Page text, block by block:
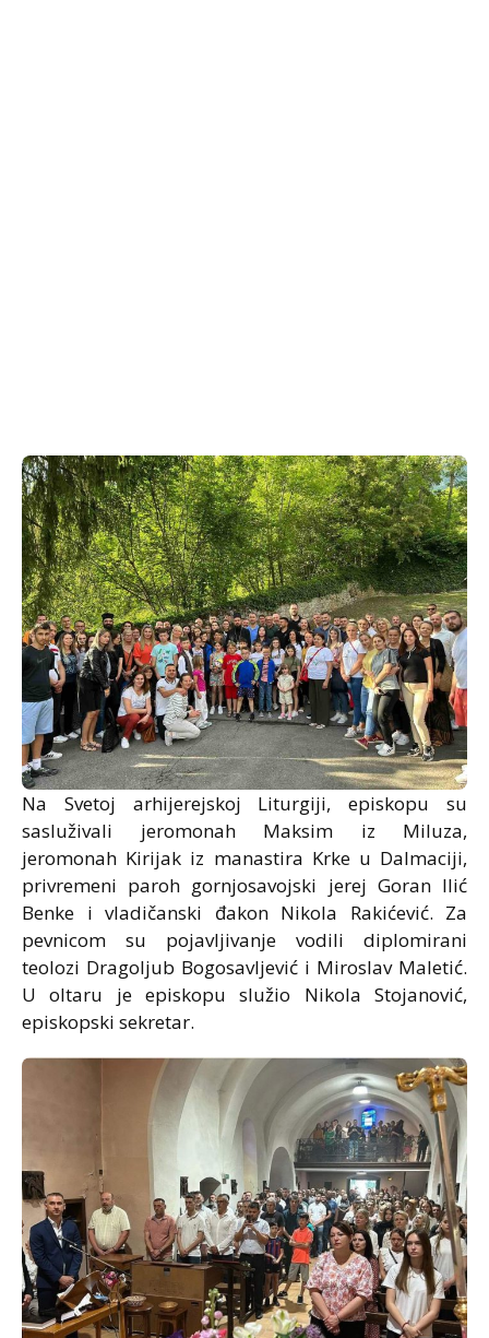
Na Svetoj arhijerejskoj Liturgiji, episkopu su
sasluživali jeromonah Maksim iz Miluza,
jeromonah Kirijak iz manastira Krke u Dalmaciji,
privremeni paroh gornjosavojski jerej Goran Ilić
Benke i vladičanski đakon Nikola Rakićević. Za
pevnicom su pojavljivanje vodili diplomirani
teolozi Dragoljub Bogosavljević i Miroslav Maletić.
U oltaru je episkopu služio Nikola Stojanović,
episkopski sekretar.